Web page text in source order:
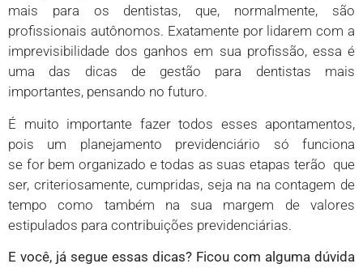
mais para os dentistas, que, normalmente, são
profissionais autônomos. Exatamente por lidarem com a
imprevisibilidade dos ganhos em sua profissão, essa é
uma das dicas de gestão para dentistas mais
importantes, pensando no futuro.
É muito importante fazer todos esses apontamentos,
pois um planejamento previdenciário só funciona
se for bem organizado e todas as suas etapas terão que
ser, criteriosamente, cumpridas, seja na na contagem de
tempo como também na sua margem de valores
estipulados para contribuições previdenciárias.
E você, já segue essas dicas? Ficou com alguma dúvida